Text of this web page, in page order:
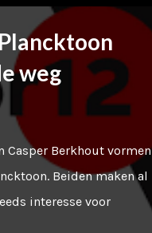
weg
Casper Berkhout vormen
Beiden maken al
interesse voor